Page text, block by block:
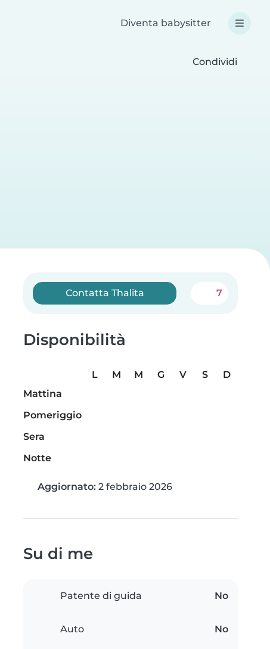
Diventa babysitter
Condividi
Contatta Thalita 7
Disponibilità
L M M G V S
D
Mattina
Pomeriggio
Sera
Notte
Aggiornato: 2 febbraio 2026
Su di me
Patente di guida No
Auto No